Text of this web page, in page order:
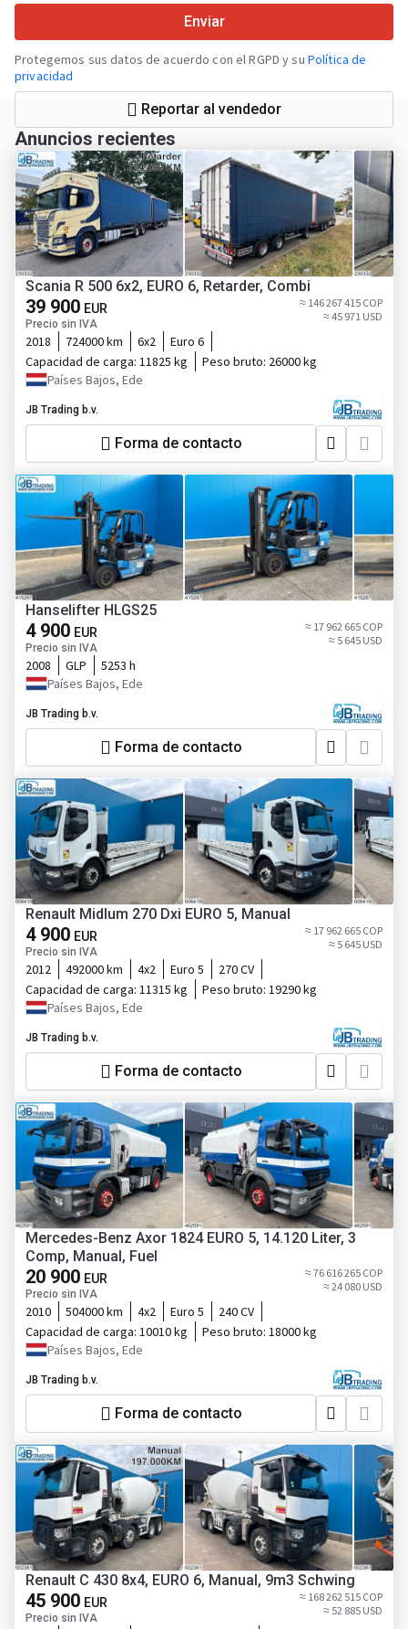
Enviar
Protegemos sus datos de acuerdo con el RGPD y su Política de
privacidad
Reportar al vendedor
Anuncios recientes
Scania R 500 6x2, EURO 6, Retarder, Combi
39 900 EUR
Precio sin IVA
≈ 146 267 415 COP
≈ 45 971 USD
2018 724000 km 6x2
Euro 6
Capacidad de carga: 11825 kg Peso bruto: 26000 kg
Países Bajos, Ede
JB Trading b.v.
Forma de contacto
Hanselifter HLGS25
4 900 EUR
Precio sin IVA
≈ 17 962 665 COP
≈ 5 645 USD
2008 GLP
5253 h
Países Bajos, Ede
JB Trading b.v.
Forma de contacto
Renault Midlum 270 Dxi EURO 5, Manual
4 900 EUR
Precio sin IVA
≈ 17 962 665 COP
≈ 5 645 USD
2012 492000 km 4x2 Euro 5
270 CV
Capacidad de carga: 11315 kg Peso bruto: 19290 kg
Países Bajos, Ede
JB Trading b.v.
Forma de contacto
Mercedes-Benz Axor 1824 EURO 5, 14.120 Liter, 3
Comp, Manual, Fuel
20 900 EUR
Precio sin IVA
≈ 76 616 265 COP
≈ 24 080 USD
2010 504000 km 4x2 Euro 5
240 CV
Capacidad de carga: 10010 kg Peso bruto: 18000 kg
Países Bajos, Ede
JB Trading b.v.
Forma de contacto
Renault C 430 8x4, EURO 6, Manual, 9m3 Schwing
45 900 EUR
Precio sin IVA
≈ 168 262 515 COP
≈ 52 885 USD